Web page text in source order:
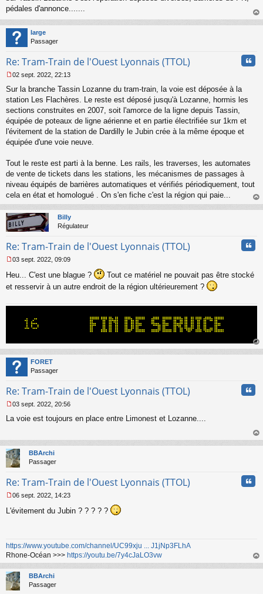
s
a
g
e
o
l
u
pédales d'annonce.......
au
large
Passager
Re: Tram-Train de l'Ouest Lyonnais (TTOL)
e
s
s
g
e
n
n
u
02 sept. 2022, 22:13
Sur la branche Tassin Lozanne du tram-train, la voie est déposée à la
station Les Flachères. Le reste est déposé jusqu'à Lozanne, hormis les
sections construites en 2007, soit l'amorce de la ligne depuis Tassin,
équipée de poteaux de ligne aérienne et en partie électrifiée sur 1km et
l'évitement de la station de Dardilly le Jubin crée à la même époque et
équipée d'une voie neuve.
Tout le reste est parti à la benne. Les rails, les traverses, les automates
de vente de tickets dans les stations, les mécanismes de passages à
niveau équipés de barrières automatiques et vérifiés périodiquement, tout
cela en état et homologué . On s'en fiche c'est la région qui paie...
au
Billy
Régulateur
Re: Tram-Train de l'Ouest Lyonnais (TTOL)
e
n
l
u
03 sept. 2022, 09:09
Heu... C'est une blague ?
Tout ce matériel ne pouvait pas être stocké
et resservir à un autre endroit de la région ultérieurement ?
au
FORET
Passager
Re: Tram-Train de l'Ouest Lyonnais (TTOL)
e
a
g
e
o
l
u
03 sept. 2022, 20:56
La voie est toujours en place entre Limonest et Lozanne....
au
BBArchi
Passager
Re: Tram-Train de l'Ouest Lyonnais (TTOL)
e
g
e
n
o
n
l
06 sept. 2022, 14:23
L'évitement du Jubin ? ? ? ? ?
https://www.youtube.com/channel/UC99xju ... J1jNp3FLhA
Rhone-Océan >>> https://youtu.be/7y4cJaLO3vw
au
BBArchi
Passager